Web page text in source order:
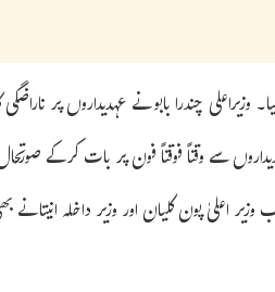
چندرا بابو نے عہدیداروں پر ناراضگی
سے وقتاً فوقتاً فون پر بات کرکے
اعلیٰ پون کلیان اور وزیر داخلہ انیتا